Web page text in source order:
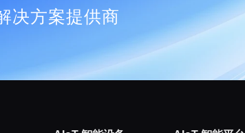
决方案提供商